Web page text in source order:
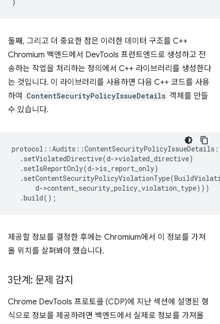
둘째, 그리고 더 중요한 점은 이러한 데이터 구조를 C++
Chromium 백엔드에서 DevTools 프런트엔드로 생성하고 전
송하는 작업을 처리하는 정의에서 C++ 라이브러리를 생성한다
는 것입니다. 이 라이브러리를 사용하면 다음 C++ 코드를 사용
하여
ContentSecurityPolicyIssueDetails 객체를 만들
수 있습니다.
protocol ::Audits ::ContentSecurityPolicyIssueDetails
. setViolatedDirective(d->violated_directive)
. setIsReportOnly(d->is_report_only)
. setContentSecurityPolicyViolationType(
d->content_security_policy_violation_type)))
.build();
제공할 정보를 결정한 후에는 Chromium에서 이 정보를 가져
올 위치를 살펴봐야 했습니다.
3단계: 문제 감지
Chrome DevTools 프로토콜 (CDP)에 지난 섹션에 설명된 형
식으로 정보를 제공하려면 백엔드에서 실제로 정보를 가져올